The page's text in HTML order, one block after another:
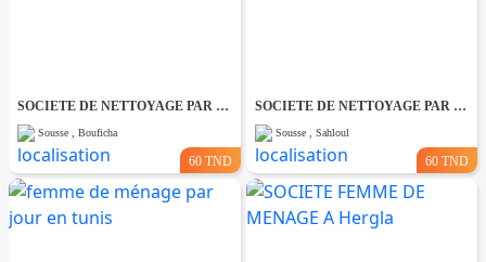
SOCIETE DE NETTOYAGE PAR JOUR A Bouficha
Sousse , Bouficha
60 TND
SOCIETE DE NETTOYAGE PAR JOUR A Sahloul
Sousse , Sahloul
60 TND